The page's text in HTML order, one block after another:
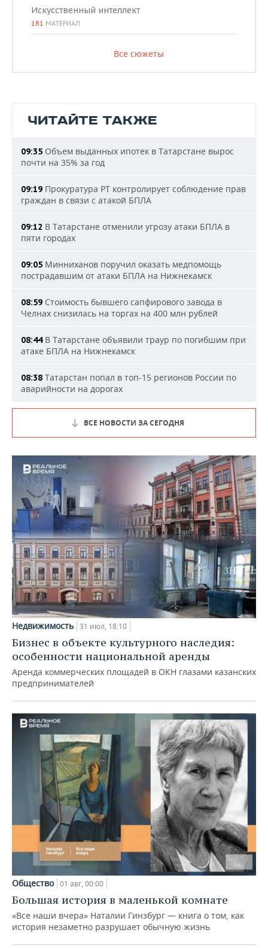
Искусственный интеллект
181 МАТЕРИАЛ
Все сюжеты
ЧИТАЙТЕ ТАКЖЕ
09:35 Объем выданных ипотек в Татарстане вырос
почти на 35% за год
09:19 Прокуратура РТ контролирует соблюдение прав
граждан в связи с атакой БПЛА
09:12 В Татарстане отменили угрозу атаки БПЛА в
пяти городах
09:05 Минниханов поручил оказать медпомощь
пострадавшим от атаки БПЛА на Нижнекамск
08:59 Стоимость бывшего сапфирового завода в
Челнах снизилась на торгах на 400 млн рублей
08:44В Татарстане объявили траур по погибшим при
атаке БПЛА на Нижнекамск
08:38 Татарстан попал в топ-15 регионов России по
аварийности на дорогах
ВСЕ НОВОСТИ ЗА СЕГОДНЯ
Недвижимость 31 июл, 18:10
Бизнес в объекте культурного наследия:
особенности национальной аренды
Аренда коммерческих площадей в ОКН глазами казанских
предпринимателей
Общество 01 авг, 00:00
Большая история в маленькой комнате
«Все наши вчера» Наталии Гинзбург — книга о том, как
история незаметно разрушает обычную жизнь